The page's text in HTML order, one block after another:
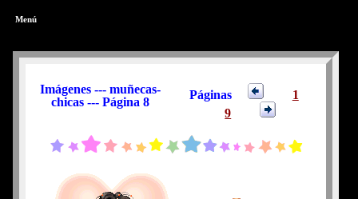
Menú
Imágenes --- muñecas-
chicas --- Página 8
Páginas
1
9